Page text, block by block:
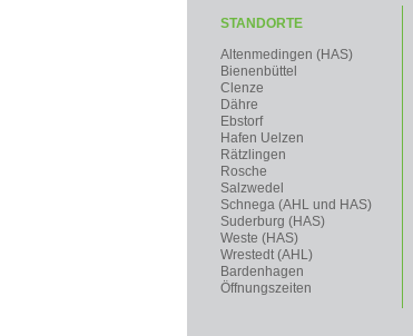
STANDORTE
Altenmedingen (HAS)
Bienenbüttel
Clenze
Dähre
Ebstorf
Hafen Uelzen
Rätzlingen
Rosche
Salzwedel
Schnega (AHL und HAS)
Suderburg (HAS)
Weste (HAS)
Wrestedt (AHL)
Bardenhagen
Öffnungszeiten